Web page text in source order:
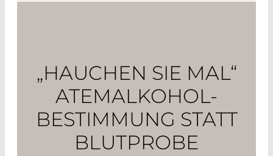
„HAUCHEN SIE MAL“
ATEMALKOHOL-
BESTIMMUNG STATT
BLUTPROBE